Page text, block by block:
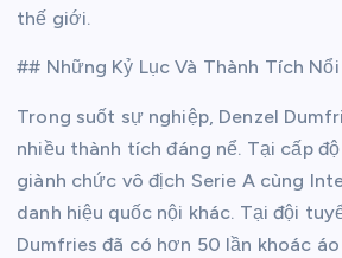
thế giới.
## Những Kỷ Lục Và Thành Tích Nổi
Trong suốt sự nghiệp, Denzel
nhiều thành tích đáng nể. Tại cấp
giành chức vô địch Serie A cùng
danh hiệu quốc nội khác. Tại đội
Dumfries đã có hơn 50 lần khoác áo